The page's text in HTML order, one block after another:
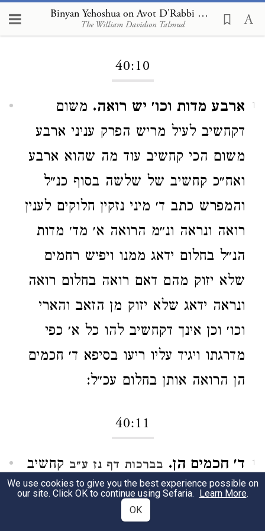
Binyan Yehoshua on Avot D'Rabbi Natan 40:10
The William Davidson Talmud
Loading...
40:10
1 ארבע מדות וכו׳ יש רואה. משום
דקחשיב לעיל מריש הפרק עניני ארבע
משום הכי קחשיב עוד מה שהוא ארבע
ואח״כ קחשיב של שלשה בסוף כנ״ל
והמפרש כתב ד׳ מיני נזקין חלוקים לענין
רואה ונראה ונ״מ הרואה א׳ מד׳ מדות
הנ״ל בחלום ידאג ממנו ויפיש רחמים
שלא יזוק מהם דאם רואה בחלום רואה
ונראה ידאג שלא יזוק מן הזאב והארי
וכו׳ וכן אינך דקחשיב להו כל א׳ כפי
מדרגתו ויגיד עליו ריעו בסיפא ד׳ חכמים
הן הרואה אותן בחלום עכ״ל:
40:11
1 ד׳ חכמים הן. בברכות דף נז ע״ב קחשיב
רק שלשה וליתא התם ריב״נ ע״ש:
We use cookies to give you the best experience possible on
our site. Click OK to continue using Sefaria. Learn More.
OK